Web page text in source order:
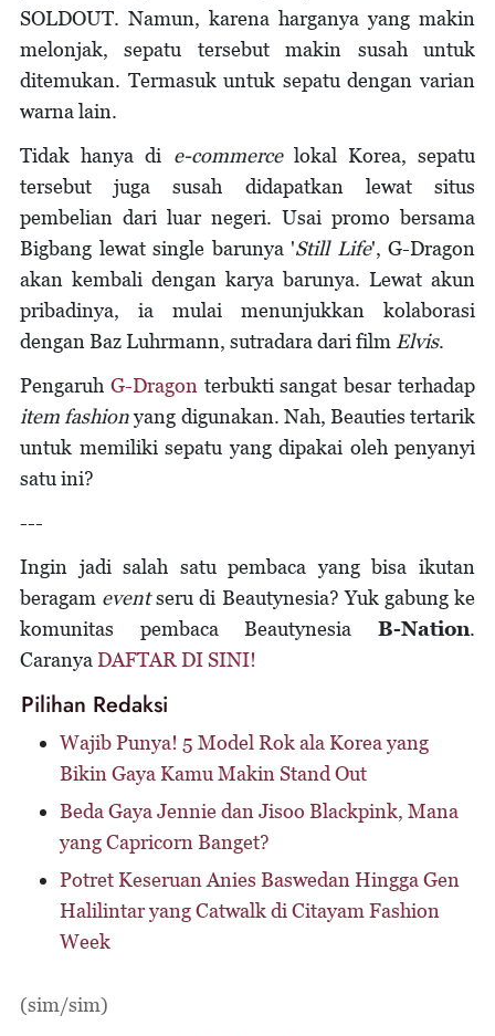
SOLDOUT. Namun, karena harganya yang makin
melonjak, sepatu tersebut makin susah untuk
ditemukan. Termasuk untuk sepatu dengan varian
warna lain.
Tidak hanya di e-commerce lokal Korea, sepatu
tersebut juga susah didapatkan lewat situs
pembelian dari luar negeri. Usai promo bersama
Bigbang lewat single barunya 'Still Life', G-Dragon
akan kembali dengan karya barunya. Lewat akun
pribadinya, ia mulai menunjukkan kolaborasi
dengan Baz Luhrmann, sutradara dari film Elvis.
Pengaruh G-Dragon terbukti sangat besar terhadap
item fashionyang digunakan. Nah, Beauties tertarik
untuk memiliki sepatu yang dipakai oleh penyanyi
satu ini?
---
Ingin jadi salah satu pembaca yang bisa ikutan
beragam eventseru di Beautynesia? Yuk gabung ke
komunitas pembaca Beautynesia B-Nation.
Caranya DAFTAR DI SINI!
Pilihan Redaksi
Wajib Punya! 5 Model Rok ala Korea yang
Bikin Gaya Kamu Makin Stand Out
Beda Gaya Jennie dan Jisoo Blackpink, Mana
yang Capricorn Banget?
Potret Keseruan Anies Baswedan Hingga Gen
Halilintar yang Catwalk di Citayam Fashion
Week
(sim/sim)